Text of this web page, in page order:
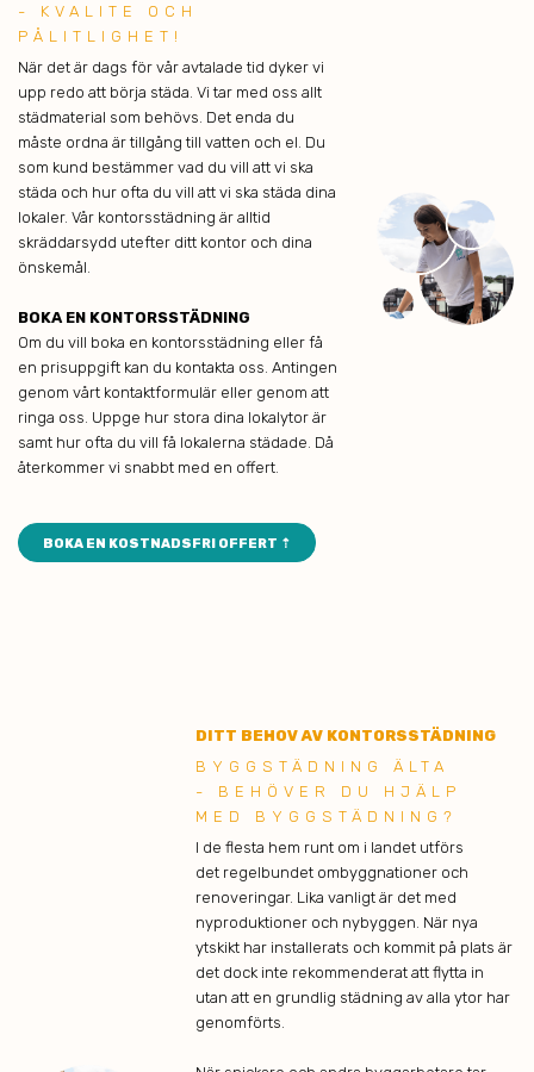
- KVALITE OCH
PÅLITLIGHET!
När det är dags för vår avtalade tid dyker vi
upp redo att börja städa. Vi tar med oss allt
städmaterial som behövs. Det enda du
måste ordna är tillgång till vatten och el. Du
som kund bestämmer vad du vill att vi ska
städa och hur ofta du vill att vi ska städa dina
lokaler. Vår kontorsstädning är alltid
skräddarsydd utefter ditt kontor och dina
önskemål.
BOKA EN KONTORSSTÄDNING
Om du vill boka en kontorsstädning eller få
en prisuppgift kan du kontakta oss. Antingen
genom vårt kontaktformulär eller genom att
ringa oss. Uppge hur stora dina lokalytor är
samt hur ofta du vill få lokalerna städade. Då
återkommer vi snabbt med en offert.
BOKA EN KOSTNADSFRI OFFERT ⇡
DITT BEHOV AV KONTORSSTÄDNING
BYGGSTÄDNING ÄLTA
- BEHÖVER DU HJÄLP
MED BYGGSTÄDNING?
I de flesta hem runt om i landet utförs
det regelbundet ombyggnationer och
renoveringar. Lika vanligt är det med
nyproduktioner och nybyggen. När nya
ytskikt har installerats och kommit på plats är
det dock inte rekommenderat att flytta in
utan att en grundlig städning av alla ytor har
genomförts.